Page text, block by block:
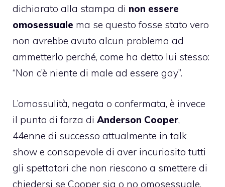
dichiarato alla stampa di non essere
omosessuale ma se questo fosse stato vero
non avrebbe avuto alcun problema ad
ammetterlo perché, come ha detto lui stesso:
“Non c’è niente di male ad essere gay”.
L’omossulità, negata o confermata, è invece
il punto di forza di Anderson Cooper,
44enne di successo attualmente in talk
show e consapevole di aver incuriosito tutti
gli spettatori che non riescono a smettere di
chiedersi se Cooper sia o no omosessuale.